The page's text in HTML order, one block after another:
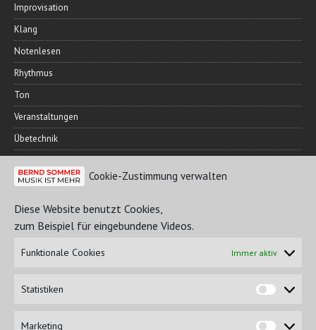
Cookie-Zustimmung verwalten
Diese Website benutzt Cookies,
zum Beispiel für eingebundene Videos.
Funktionale Cookies Immer aktiv
Statistiken
Marketing
Improvisation
Klang
Notenlesen
Rhythmus
Ton
Veranstaltungen
Übetechnik
FREUNDESKREIS